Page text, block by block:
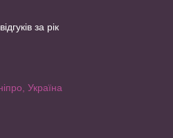
за рік
Україна